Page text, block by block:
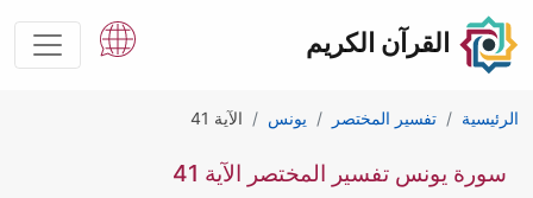
القرآن الكريم
الرئيسية تفسير المختصر يونس الآية 41
سورة يونس تفسير المختصر الآية 41